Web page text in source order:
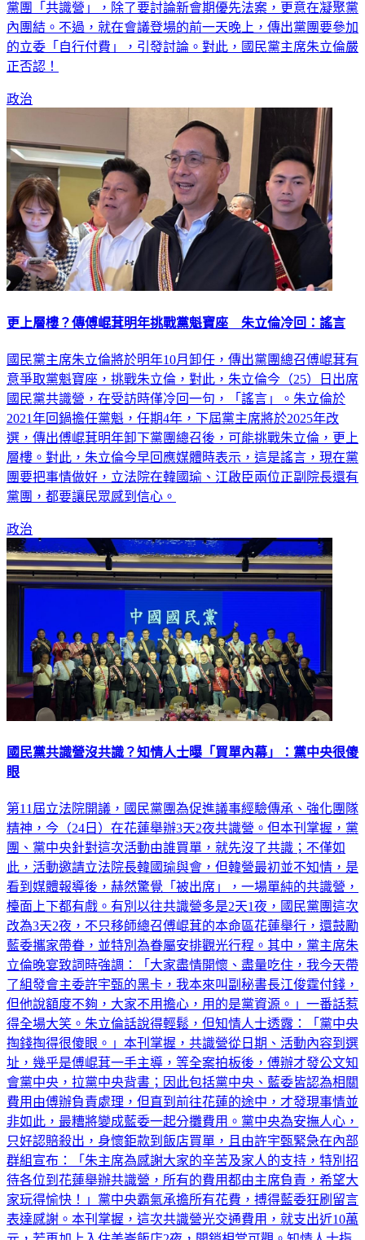
黨團「共識營」，除了要討論新會期優先法案，更意在凝聚黨
內團結。不過，就在會議登場的前一天晚上，傳出黨團要參加
的立委「自行付費」，引發討論。對此，國民黨主席朱立倫嚴
正否認！
政治
更上層樓？傳傅崐萁明年挑戰黨魁寶座 朱立倫冷回：謠言
國民黨主席朱立倫將於明年10月卸任，傳出黨團總召傅崐萁有
意爭取黨魁寶座，挑戰朱立倫，對此，朱立倫今（25）日出席
國民黨共識營，在受訪時僅冷回一句，「謠言」。朱立倫於
2021年回鍋擔任黨魁，任期4年，下屆黨主席將於2025年改
選，傳出傅崐萁明年卸下黨團總召後，可能挑戰朱立倫，更上
層樓。對此，朱立倫今早回應媒體時表示，這是謠言，現在黨
團要把事情做好，立法院在韓國瑜、江啟臣兩位正副院長還有
黨團，都要讓民眾感到信心。
政治
國民黨共識營沒共識？知情人士曝「買單內幕」：黨中央很傻
眼
第11屆立法院開議，國民黨團為促進議事經驗傳承、強化團隊
精神，今（24日）在花蓮舉辦3天2夜共識營。但本刊掌握，黨
團、黨中央針對這次活動由誰買單，就先沒了共識；不僅如
此，活動邀請立法院長韓國瑜與會，但韓營最初並不知情，是
看到媒體報導後，赫然驚覺「被出席」，一場單純的共識營，
檯面上下都有戲。有別以往共識營多是2天1夜，國民黨團這次
改為3天2夜，不只移師總召傅崐萁的本命區花蓮舉行，還鼓勵
藍委攜家帶眷，並特別為眷屬安排觀光行程。其中，黨主席朱
立倫晚宴致詞時強調：「大家盡情開懷、盡量吃住，我今天帶
了組發會主委許宇甄的黑卡，我本來叫副秘書長江俊霆付錢，
但他說額度不夠，大家不用擔心，用的是黨資源。」一番話惹
得全場大笑。朱立倫話說得輕鬆，但知情人士透露：「黨中央
掏錢掏得很傻眼。」本刊掌握，共識營從日期、活動內容到選
址，幾乎是傅崐萁一手主導，等全案拍板後，傅辦才發公文知
會黨中央，拉黨中央背書；因此包括黨中央、藍委皆認為相關
費用由傅辦負責處理，但直到前往花蓮的途中，才發現事情並
非如此，最糟將變成藍委一起分攤費用。黨中央為安撫人心，
只好認賠殺出，身懷鉅款到飯店買單，且由許宇甄緊急在內部
群組宣布：「朱主席為感謝大家的辛苦及家人的支持，特別招
待各位到花蓮舉辦共識營，所有的費用都由主席負責，希望大
家玩得愉快！」黨中央霸氣承擔所有花費，搏得藍委狂刷留言
表達感謝。本刊掌握，這次共識營光交通費用，就支出近10萬